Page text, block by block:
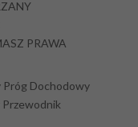
PRAWA
Dochodowy
Przewodnik